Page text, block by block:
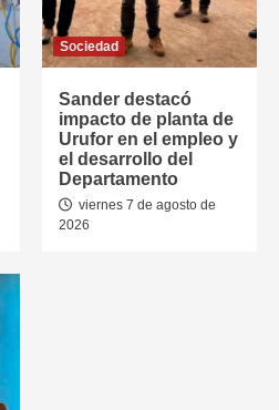
Sociedad
Sander destacó
impacto de planta de
Urufor en el empleo y
el desarrollo del
Departamento
viernes 7 de agosto de
2026